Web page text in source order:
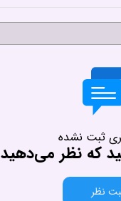
ثبت نشده
که نظر می‌دهید
نظر